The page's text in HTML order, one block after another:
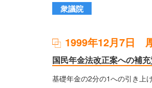
衆議院
1999年12月7日
国民年金法改正案への補
基礎年金の2分の1への引き上